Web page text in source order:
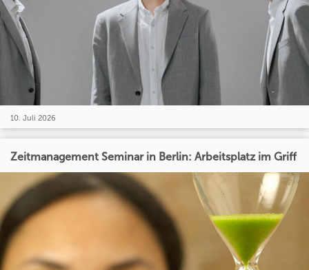
10. Juli 2026
Zeitmanagement Seminar in Berlin: Arbeitsplatz im Griff